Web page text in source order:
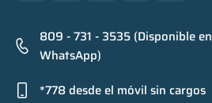
809 - 731 - 3535 (Disponible en
WhatsApp)
*778 desde el móvil sin cargos